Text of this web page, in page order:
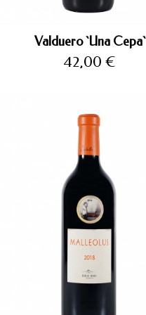
Valduero `Una Cepa`
Precio
42,00 €